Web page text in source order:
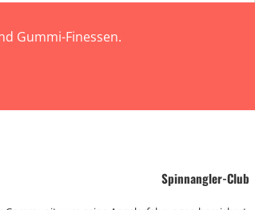
Gummi-Finessen.
Spinnangler-Club